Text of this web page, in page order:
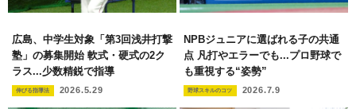
広島、中学生対象「第3回浅井打撃
塾」の募集開始 軟式・硬式の2ク
ラス...少数精鋭で指導
伸びる指導法 2026.5.29
NPBジュニアに選ばれる子の共通
点 凡打やエラーでも...プロ野球で
も重視する“姿勢”
野球スキルのコツ 2026.7.9